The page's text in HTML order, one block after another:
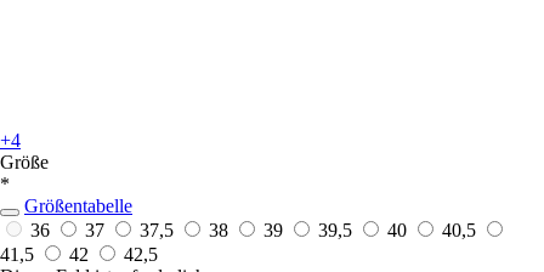
+4
Größe
*
Größentabelle
36
37 37,5 38 39 39,5 40
40,5
41,5
42
42,5